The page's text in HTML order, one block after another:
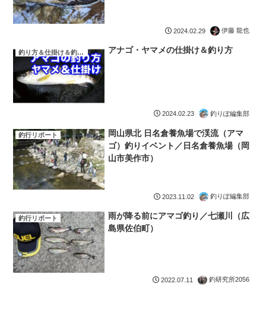
2024.02.29 伊藤 龍也
釣り方＆仕掛け＆釣り場 アナゴ・ヤマメの仕掛け＆釣り方
2024.02.23 釣りぽ編集部
釣行リポート
岡山県北 日名倉養魚場で渓流（アマ
ゴ）釣りイベント／日名倉養魚場（岡
山市美作市）
2023.11.02 釣りぽ編集部
釣行リポート
雨が降る前にアマゴ釣り／七瀬川（広
島県佐伯町）
2022.07.11 釣研究所2056